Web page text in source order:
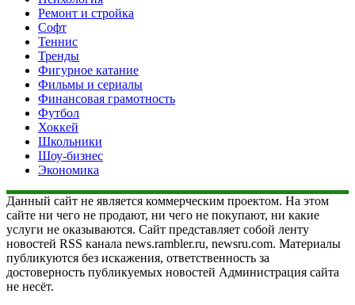
Ремонт и стройка
Софт
Теннис
Тренды
Фигурное катание
Фильмы и сериалы
Финансовая грамотность
Футбол
Хоккей
Школьники
Шоу-бизнес
Экономика
Данный сайт не является коммерческим проектом. На этом
сайте ни чего не продают, ни чего не покупают, ни какие
услуги не оказываются. Сайт представляет собой ленту
новостей RSS канала news.rambler.ru, newsru.com. Материалы
публикуются без искажения, ответственность за
достоверность публикуемых новостей Администрация сайта
не несёт.